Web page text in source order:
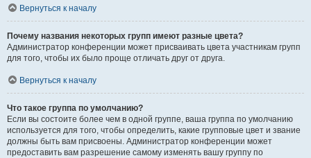
Вернуться к началу
Почему названия некоторых групп имеют разные цвета?
Администратор конференции может присваивать цвета участникам групп
для того, чтобы их было проще отличать друг от друга.
Вернуться к началу
Что такое группа по умолчанию?
Если вы состоите более чем в одной группе, ваша группа по умолчанию
используется для того, чтобы определить, какие групповые цвет и звание
должны быть вам присвоены. Администратор конференции может
предоставить вам разрешение самому изменять вашу группу по